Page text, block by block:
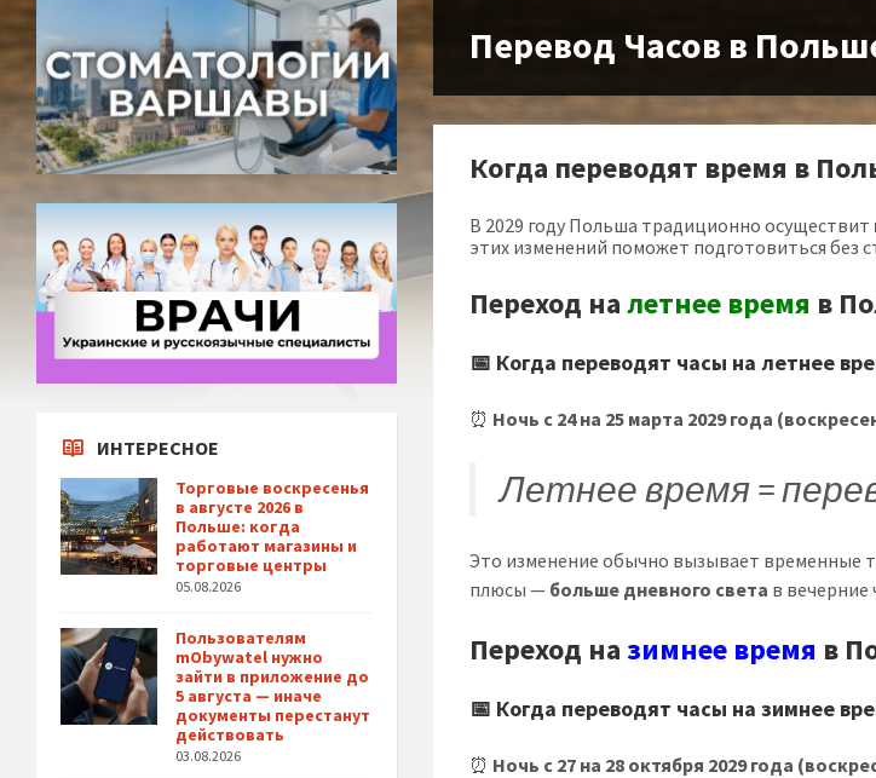
Перевод Часов в
Когда переводят время в
В 2029 году Польша традиционно осуществит
этих изменений поможет подготовиться без
Переход налетнее время в
📅 Когда переводят часы на летнее
⏰ Ночь с 24 на 25 марта 2029 года
Летнее время =
Это изменение обычно вызывает временные
плюсы — больше дневного света в вечерние
Переход на зимнее время в
📅 Когда переводят часы на зимнее
⏰ Ночь с 27 на 28 октября 2029 года
ИНТЕРЕСНОЕ
Торговые воскресенья
в августе 2026 в
Польше: когда
работают магазины и
торговые центры
05.08.2026
Пользователям
mObywatel нужно
зайти в приложение до
5 августа — иначе
документы перестанут
действовать
03.08.2026